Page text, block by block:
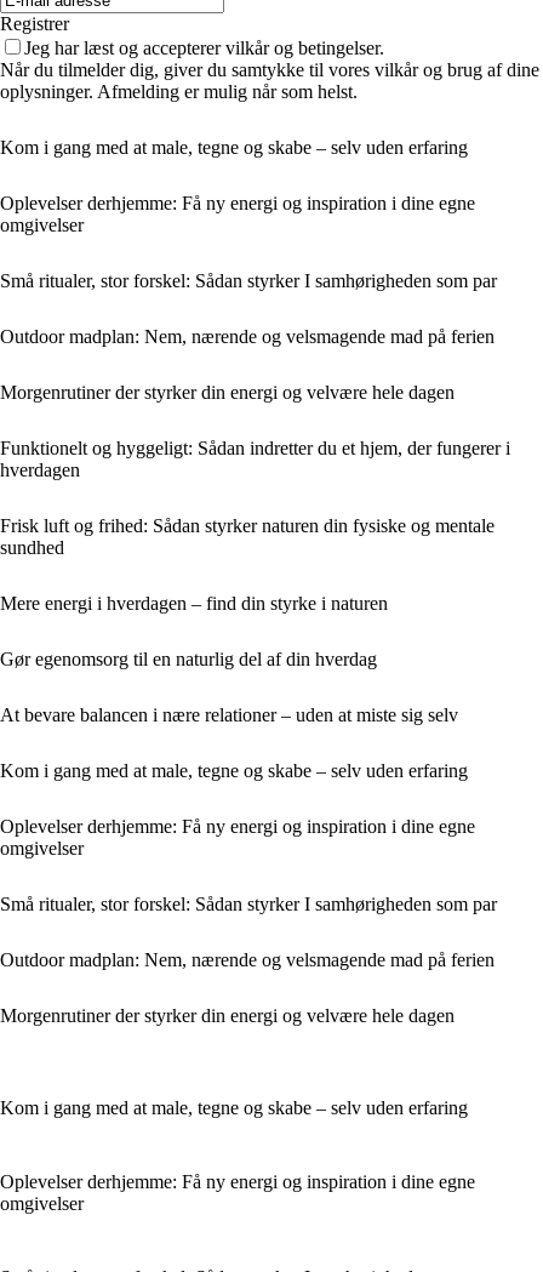
Registrer
Jeg har læst og accepterer vilkår og betingelser.
Når du tilmelder dig, giver du samtykke til vores vilkår og brug af dine
oplysninger. Afmelding er mulig når som helst.
Kom i gang med at male, tegne og skabe – selv uden erfaring
Oplevelser derhjemme: Få ny energi og inspiration i dine egne
omgivelser
Små ritualer, stor forskel: Sådan styrker I samhørigheden som par
Outdoor madplan: Nem, nærende og velsmagende mad på ferien
Morgenrutiner der styrker din energi og velvære hele dagen
Funktionelt og hyggeligt: Sådan indretter du et hjem, der fungerer i
hverdagen
Frisk luft og frihed: Sådan styrker naturen din fysiske og mentale
sundhed
Mere energi i hverdagen – find din styrke i naturen
Gør egenomsorg til en naturlig del af din hverdag
At bevare balancen i nære relationer – uden at miste sig selv
Kom i gang med at male, tegne og skabe – selv uden erfaring
Oplevelser derhjemme: Få ny energi og inspiration i dine egne
omgivelser
Små ritualer, stor forskel: Sådan styrker I samhørigheden som par
Outdoor madplan: Nem, nærende og velsmagende mad på ferien
Morgenrutiner der styrker din energi og velvære hele dagen
Kom i gang med at male, tegne og skabe – selv uden erfaring
Oplevelser derhjemme: Få ny energi og inspiration i dine egne
omgivelser